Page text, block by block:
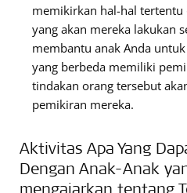
memikirkan hal-hal
yang akan mereka lakukan
membantu anak Anda
yang berbeda memiliki
tindakan orang tersebut
pemikiran mereka.
Aktivitas Apa Yang
Dengan Anak-Anak
mengajarkan tentang